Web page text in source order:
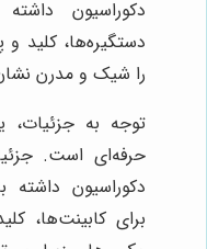
دکوراسیون
دستگیره‌ها، کلید
را شیک و مدرن
توجه به جزئیات،
حرفه‌ای است.
دکوراسیون
برای کابینت‌ها،